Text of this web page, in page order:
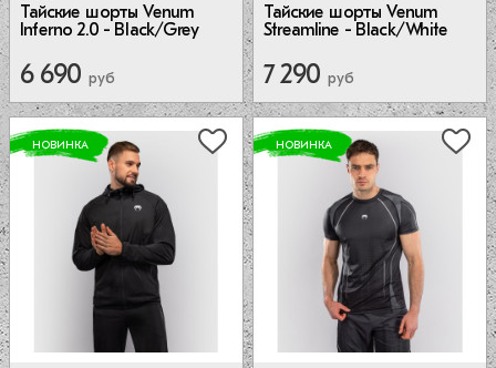
Тайские шорты Venum
Inferno 2.0 - Black/Grey
6 690 руб
Тайские шорты Venum
Streamline - Black/White
7 290 руб
НОВИНКА НОВИНКА